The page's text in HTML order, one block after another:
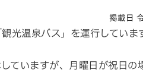
掲載日
光温泉バス」を運行してい
ていますが、月曜日が祝日の